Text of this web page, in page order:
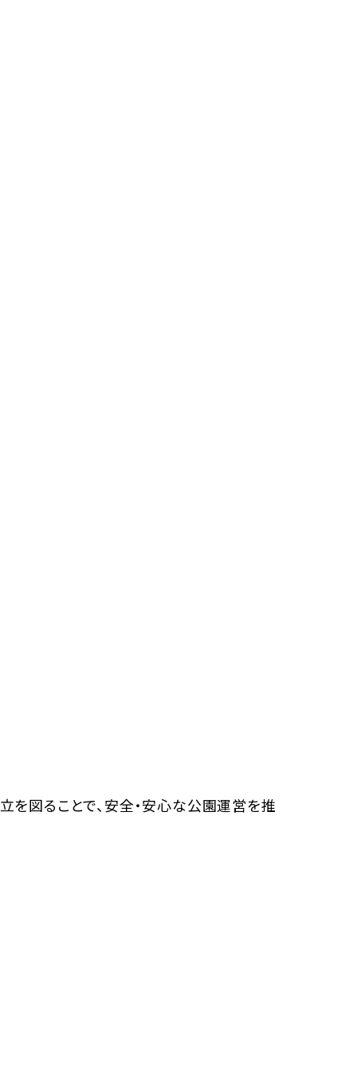
を図ることで、安全・安心な公園運営を推